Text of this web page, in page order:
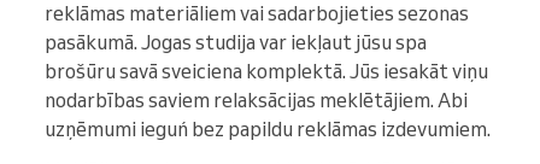
reklāmas materiāliem vai sadarbojieties sezonas
pasākumā. Jogas studija var iekļaut jūsu spa
brošūru savā sveiciena komplektā. Jūs iesakāt viņu
nodarbības saviem relaksācijas meklētājiem. Abi
uzņēmumi ieguń bez papildu reklāmas izdevumiem.